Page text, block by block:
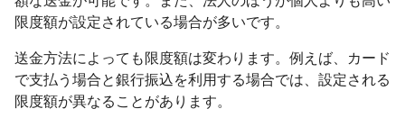
限度額が設定されている場合が多いです。
送金方法によっても限度額は変わります。例えば、カード
で支払う場合と銀行振込を利用する場合では、設定される
限度額が異なることがあります。